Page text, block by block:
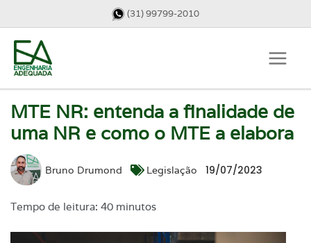
(31) 99799-2010
MTE NR: entenda a finalidade de
uma NR e como o MTE a elabora
Bruno Drumond Legislação 19/07/2023
Tempo de leitura: 40 minutos